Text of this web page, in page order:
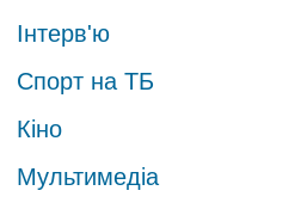
Інтерв'ю
Спорт на ТБ
Кіно
Мультимедіа